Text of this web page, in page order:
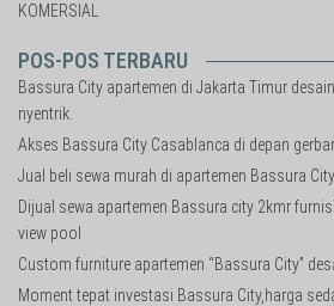
KOMERSIAL
POS-POS TERBARU
Bassura City apartemen di Jakarta Timur
nyentrik.
Akses Bassura City Casablanca di depan
Jual beli sewa murah di apartemen Bassura
Dijual sewa apartemen Bassura city 2kmr
view pool
Custom furniture apartemen “Bassura City”
Moment tepat investasi Bassura City,harga